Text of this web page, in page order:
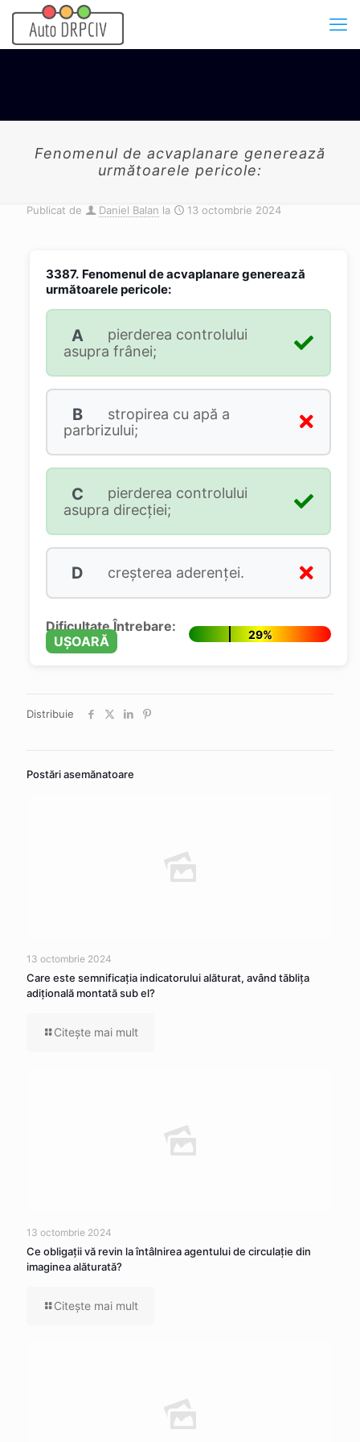
Fenomenul de acvaplanare generează
următoarele pericole:
Publicat de Daniel Balan la 13 octombrie 2024
3387. Fenomenul de acvaplanare generează
următoarele pericole:
A
pierderea controlului
asupra frânei;
B
stropirea cu apă a
parbrizului;
C
pierderea controlului
asupra direcției;
D creșterea aderenței.
Dificultate Întrebare:
UȘOARĂ
29%
Distribuie
Postări asemănatoare
13 octombrie 2024
Care este semnificația indicatorului alăturat, având tăblița
adițională montată sub el?
Citeşte mai mult
13 octombrie 2024
Ce obligații vă revin la întâlnirea agentului de circulație din
imaginea alăturată?
Citeşte mai mult